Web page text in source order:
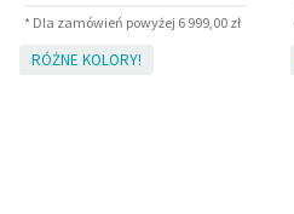
* Dla zamówień powyżej 6 999,00 zł
RÓŻNE KOLORY!